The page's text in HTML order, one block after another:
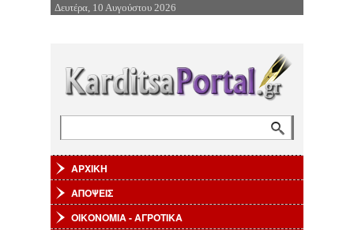
Επιστροφή στην Πλοήγηση
Δευτέρα, 10 Αυγούστου 2026
ΑΡΧΙΚΗ
ΑΠΟΨΕΙΣ
ΟΙΚΟΝΟΜΙΑ - ΑΓΡΟΤΙΚΑ